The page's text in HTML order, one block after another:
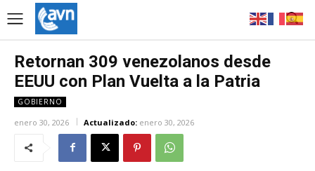
Retornan 309 venezolanos desde
EEUU con Plan Vuelta a la Patria
GOBIERNO
enero 30, 2026 Actualizado: enero 30, 2026